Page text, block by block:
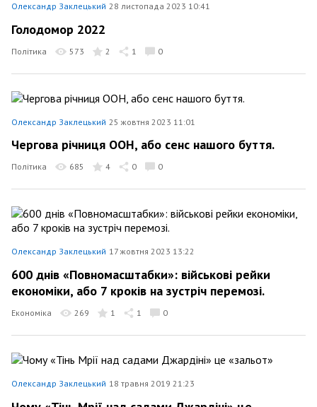
Олександр Заклецький 28 листопада 2023 10:41
Голодомор 2022
Політика 573 2 1 0
Олександр Заклецький 25 жовтня 2023 11:01
Чергова річниця ООН, або сенс нашого буття.
Політика 685 4 0 0
Олександр Заклецький 17 жовтня 2023 13:22
600 днів «Повномасштабки»: військові рейки
економіки, або 7 кроків на зустріч перемозі.
Економіка 269 1 1 0
Олександр Заклецький 18 травня 2019 21:23